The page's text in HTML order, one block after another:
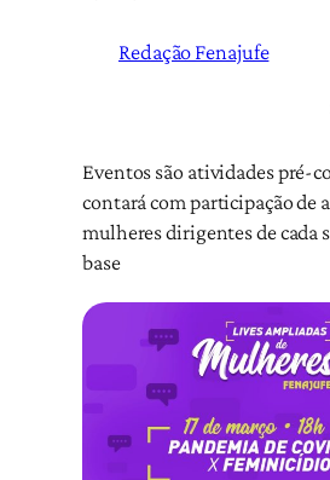
Redação Fenajufe
Eventos são atividades pré-
contará com participação de
mulheres dirigentes de cada
base